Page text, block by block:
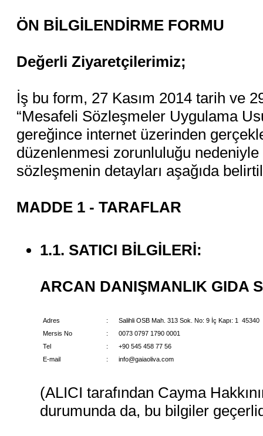
ÖN BİLGİLENDİRME FORMU
Değerli Ziyaretçilerimiz;
İş bu form, 27 Kasım 2014 tarih ve
“Mesafeli Sözleşmeler Uygulama
gereğince internet üzerinden
düzenlenmesi zorunluluğu
sözleşmenin detayları aşağıda
MADDE 1 - TARAFLAR
1.1. SATICI BİLGİLERİ:
ARCAN DANIŞMANLIK GIDA
Adres :
Salihli OSB Mah. 313 Sok. No: 9 İç Kapı: 1 45340
Mersis No
:
0073 0797 1790 0001
Tel
:
+90 545 458 77 56
E-mail
: info@gaiaoliva.com
(ALICI tarafından Cayma
durumunda da, bu bilgiler